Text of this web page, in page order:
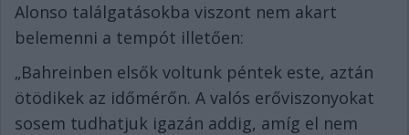
Alonso találgatásokba viszont nem akart
belemenni a tempót illetően:
„Bahreinben elsők voltunk péntek este, aztán
ötödikek az időmérőn. A valós erőviszonyokat
sosem tudhatjuk igazán addig, amíg el nem